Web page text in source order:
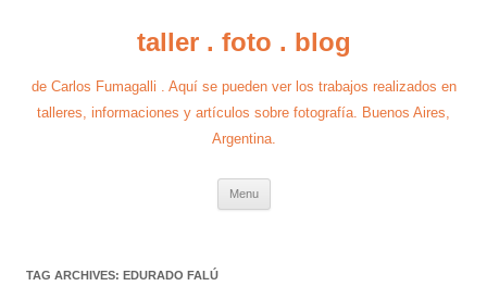
taller . foto . blog
de Carlos Fumagalli . Aquí se pueden ver los trabajos realizados en
talleres, informaciones y artículos sobre fotografía. Buenos Aires,
Argentina.
Menu
TAG ARCHIVES: EDURADO FALÚ